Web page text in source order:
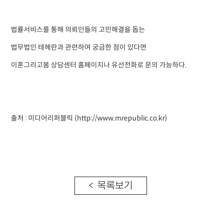
법률서비스를 통해 의뢰인들의 고민해결을 돕는
법무법인 테헤란과 관련하여 궁금한 점이 있다면
이혼그리고봄 상담센터 홈페이지나 유선전화로 문의 가능하다.
출처 : 미디어리퍼블릭 (http://www.mrepublic.co.kr)
< 목록보기